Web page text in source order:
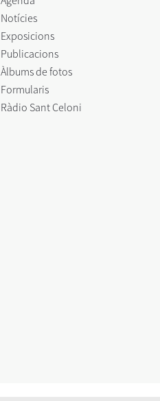
Notícies
Exposicions
Publicacions
Àlbums de fotos
Formularis
Ràdio Sant Celoni